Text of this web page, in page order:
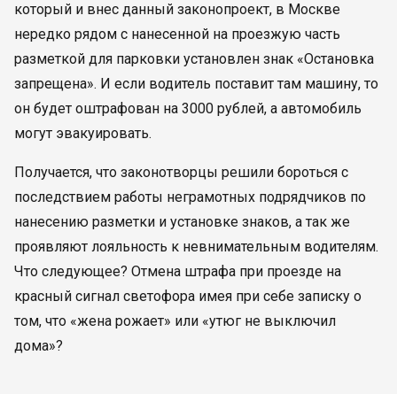
который и внес данный законопроект, в Москве
нередко рядом с нанесенной на проезжую часть
разметкой для парковки установлен знак «Остановка
запрещена». И если водитель поставит там машину, то
он будет оштрафован на 3000 рублей, а автомобиль
могут эвакуировать.
Получается, что законотворцы решили бороться с
последствием работы неграмотных подрядчиков по
нанесению разметки и установке знаков, а так же
проявляют лояльность к невнимательным водителям.
Что следующее? Отмена штрафа при проезде на
красный сигнал светофора имея при себе записку о
том, что «жена рожает» или «утюг не выключил
дома»?